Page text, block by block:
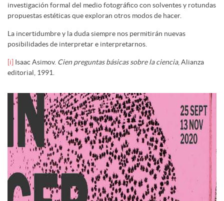
investigación formal del medio fotográfico con solventes y rotundas
propuestas estéticas que exploran otros modos de hacer.
La incertidumbre y la duda siempre nos permitirán nuevas
posibilidades de interpretar e interpretarnos.
[i] Isaac Asimov. Cien preguntas básicas sobre la ciencia, Alianza
editorial, 1991.